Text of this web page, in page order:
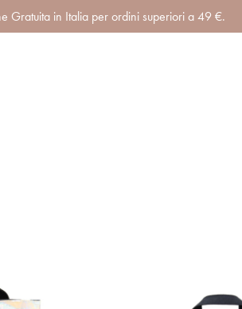
Gratuita in Italia per ordini superiori a 49 €.